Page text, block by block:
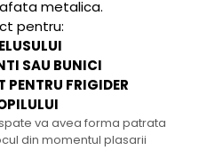
metalica.
pentru:
SAU BUNICI
PENTRU FRIGIDER
va avea forma patrata
din momentul plasarii